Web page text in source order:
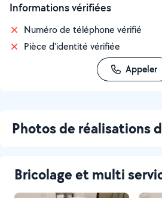
Informations vérifiées
Numéro de téléphone vérifié
Pièce d'identité vérifiée
Appeler
Photos de réalisations
Bricolage et multi